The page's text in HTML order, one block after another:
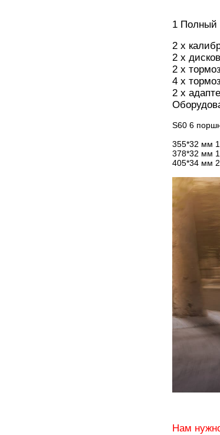
1 Полный
2 х
2 х дисков
2 x
4 x
2 x
S60 6
355*32 мм
378*32 мм
405*34 мм
Нам